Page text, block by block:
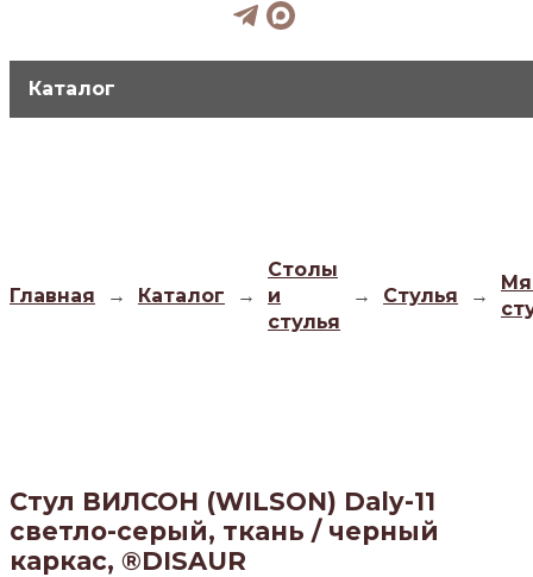
Каталог
Главная → Каталог →
Столы
и
стулья
→ Стулья →
Стул ВИЛСОН (WILSON) Daly-11
светло-серый, ткань / черный
каркас, ®DISAUR